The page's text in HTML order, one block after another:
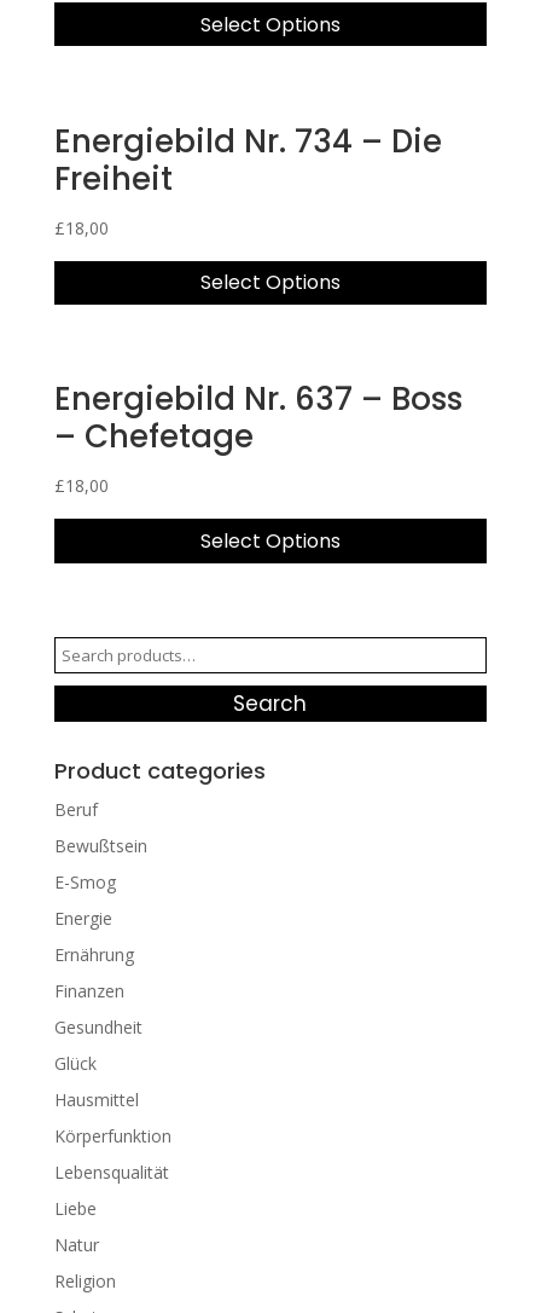
Select Options
Energiebild Nr. 734 – Die
Freiheit
£18,00
Select Options
Energiebild Nr. 637 – Boss
– Chefetage
£18,00
Select Options
Search
for:
Search
Product categories
Beruf
Bewußtsein
E-Smog
Energie
Ernährung
Finanzen
Gesundheit
Glück
Hausmittel
Körperfunktion
Lebensqualität
Liebe
Natur
Religion